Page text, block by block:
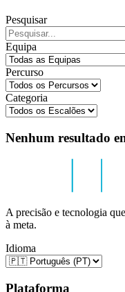
Pesquisar
Equipa
Percurso
Categoria
Nenhum resultado
A precisão e tecnologia
à meta.
Idioma
Plataforma